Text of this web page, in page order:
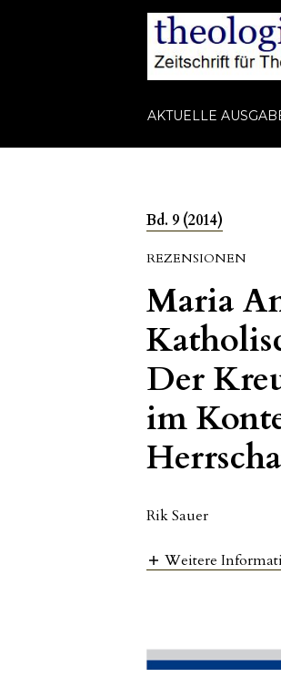
AKTUELLE
Bd. 9 (2014)
REZENSIONEN
Maria
Der
im
Rik Sauer
Weitere